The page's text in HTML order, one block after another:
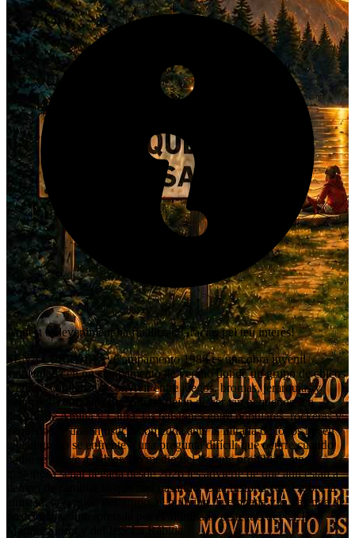
Aquest esdeveniment ha finalitzat. Gràcies pel teu interès!
SEÑAL PERDIDA: Campamento 1986 es una obra juvenil
ambientada en un campamento de verano donde un grupo de chicos
y chicas comienza a convivir entre juegos, bromas, jerarquías y
pequeños conflictos que pronto dejan de ser tan pequeños. La
llegada de Amina y Laura, las tensiones entre populares, rockeras y
pequeños, y una injusticia cometida ante la mirada de todos hacen
que el grupo se enfrente a una pregunta difícil: qué ocurre cuando
nadie se atreve a hablar. En medio del bosque prohibido, una
misteriosa señal llegada desde 2026 les advierte de que aún están a
tiempo de cambiar lo que está pasando. Una historia coral sobre la
amistad, la presión del grupo, el bullying, la empatía y la valentía de
posicionarse, interpretada por el alumnado de teatro del CEIP
Manuel Siurot y del IES La Rábida.